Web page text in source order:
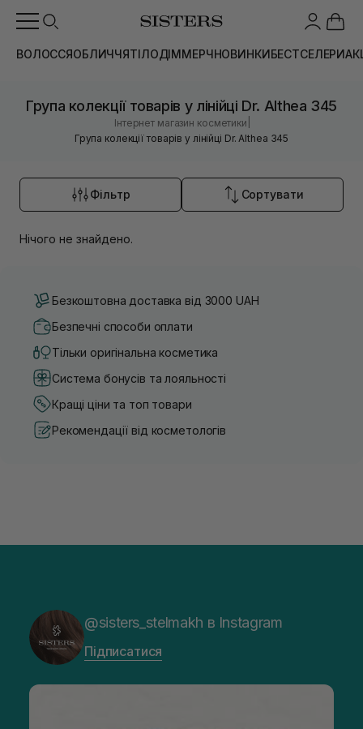
ВОЛОССЯОБЛИЧЧЯТІЛОДІММЕРЧНОВИНКИБЕСТСЕЛЕРИ
Група колекції товарів у лінійці Dr. Althea 345
Інтернет магазин косметики
Група колекції товарів у лінійці Dr. Althea 345
Фільтр Сортувати
Нічого не знайдено.
Безкоштовна доставка від 3000 UAH
Безпечні способи оплати
Тільки оригінальна косметика
Система бонусів та лояльності
Кращі ціни та топ товари
Рекомендації від косметологів
@sisters_stelmakh в Instagram
Підписатися